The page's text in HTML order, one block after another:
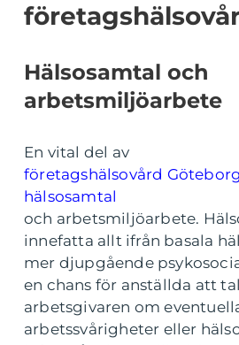
Hälsosamtal och
arbetsmiljöarbete
En vital del av
företagshälsovård
hälsosamtal
och arbetsmiljöarbete.
innefatta allt ifrån basala
mer djupgående
en chans för anställda att
arbetsgivaren om
arbetssvårigheter eller